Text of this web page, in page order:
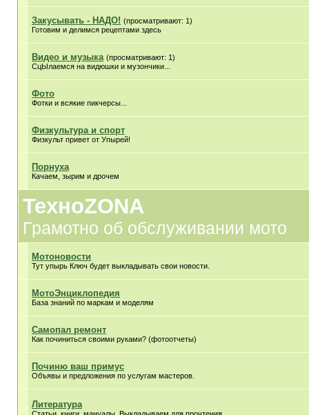
Закусывать - НАДО! (просматривают: 1)
Готовим и делимся рецептами здесь
Видео и музыка (просматривают: 1)
СцЫлаемся на видюшки и музончики...
Фото
Фотки и всякие пикчерсы...
Физкультура и спорт
Физкульт привет от Упырей!
Порнуха
Качаем, зырим и дрочем
ТехноZONA
Грамотно об обслуживании мото
Мотоновости
Тут упырь Ключ будет выкладывать свои новости.
МотоЭнциклопедия
База знаний по маркам и моделям
Самопал ремонт
Как починиться своими руками? (фотоотчеты)
Починю ваш примус
Объявы и предложения по услугам мастеров.
Литература